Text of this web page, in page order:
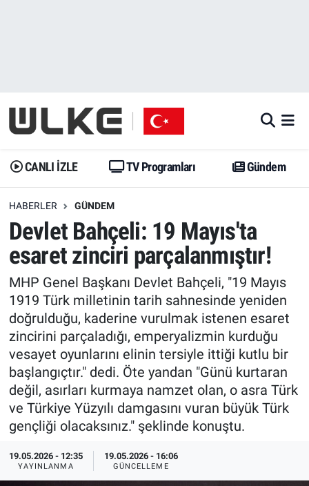
CANLI İZLE TV Programları Gündem
HABERLER GÜNDEM
Devlet Bahçeli: 19 Mayıs'ta
esaret zinciri parçalanmıştır!
MHP Genel Başkanı Devlet Bahçeli, "19 Mayıs
1919 Türk milletinin tarih sahnesinde yeniden
doğrulduğu, kaderine vurulmak istenen esaret
zincirini parçaladığı, emperyalizmin kurduğu
vesayet oyunlarını elinin tersiyle ittiği kutlu bir
başlangıçtır." dedi. Öte yandan "Günü kurtaran
değil, asırları kurmaya namzet olan, o asra Türk
ve Türkiye Yüzyılı damgasını vuran büyük Türk
gençliği olacaksınız." şeklinde konuştu.
19.05.2026 - 12:35
YAYINLANMA
19.05.2026 - 16:06
GÜNCELLEME
Gündem
Dünya
Erişim Bilgileri
Ekonomi
Trend
Özel Haberler
Yazarlar
Gündem
Trend
Erişim Bilgileri
Spor
Ekonomi
Dünya
Medya
Özel Haberler
Erişim Bilgileri
İstanbul Namaz Vakitleri
Trafik Durumu
Erişim Bilgileri
Tüm Manşetler
Son Dakika Haberleri
Haber Arşivi